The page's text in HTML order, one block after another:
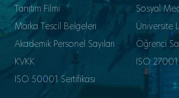
Tanıtım Filmi
Sosyal
Marka Tescil Belgeleri
Üniversite
Akademik Personel Sayıları
Öğrenci
KVKK
ISO 27001
ISO 50001 Sertifikası